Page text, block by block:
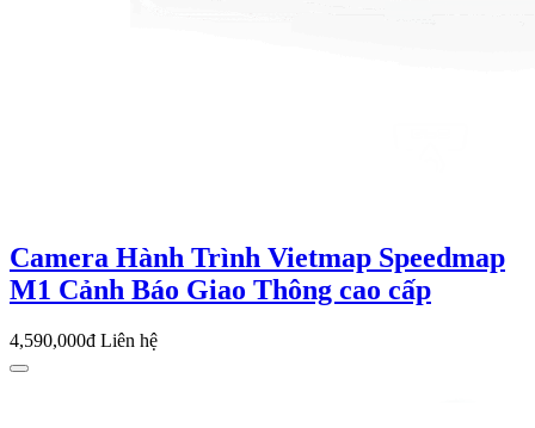
Camera Hành Trình Vietmap Speedmap
M1 Cảnh Báo Giao Thông cao cấp
4,590,000đ Liên hệ